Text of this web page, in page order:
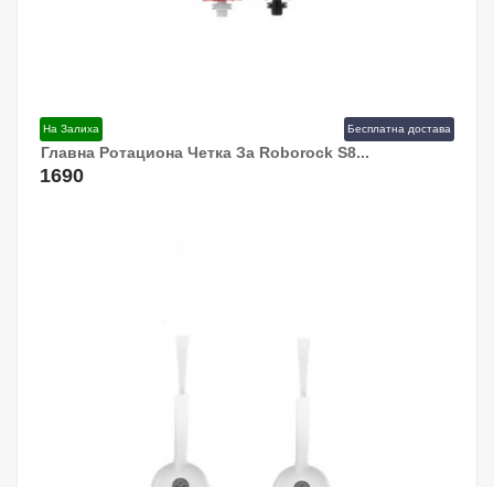
На Залиха Бесплатна достава
Главна Ротациона Четка За Roborock S8...
1690
Додај Во Кошница!